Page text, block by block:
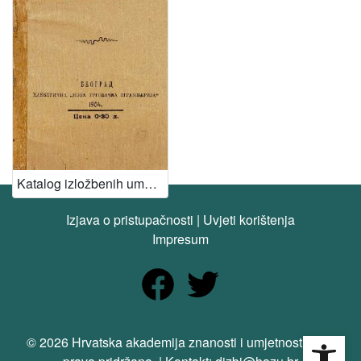
Virtualne
zbirke
Zbirka kataloga izložaba / Art exhibition catalogues
4
slika
Katalog izložbenih umetničkih dela na I. Jugoslovenskoj Umetničkoj Izložbi
Izjava o pristupačnosti | Uvjeti korištenja
Impresum
© 2026 Hrvatska akademija znanosti i umjetnosti. Sva